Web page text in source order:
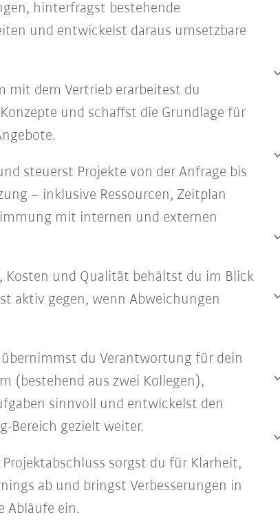
hinterfragst bestehende
und entwickelst daraus umsetzbare
mit dem Vertrieb erarbeitest du
und schaffst die Grundlage für
steuerst Projekte von der Anfrage bis
– inklusive Ressourcen, Zeitplan
mit internen und externen
Kosten und Qualität behältst du im Blick
aktiv gegen, wenn Abweichungen
du Verantwortung für dein
(bestehend aus zwei Kollegen),
sinnvoll und entwickelst den
Bereich gezielt weiter.
sorgst du für Klarheit,
ab und bringst Verbesserungen in
Abläufe ein.